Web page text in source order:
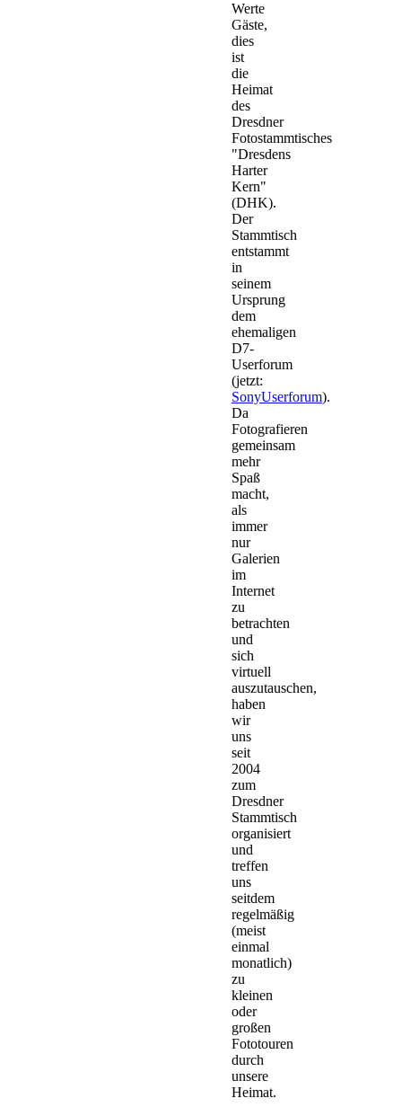
Werte
Gäste,
dies
ist
die
Heimat
des
Dresdner
Fotostammtisches
"Dresdens
Harter
Kern"
(DHK).
Der
Stammtisch
entstammt
in
seinem
Ursprung
dem
ehemaligen
D7-
Userforum
(jetzt:
SonyUserforum).
Da
Fotografieren
gemeinsam
mehr
Spaß
macht,
als
immer
nur
Galerien
im
Internet
zu
betrachten
und
sich
virtuell
auszutauschen,
haben
wir
uns
seit
2004
zum
Dresdner
Stammtisch
organisiert
und
treffen
uns
seitdem
regelmäßig
(meist
einmal
monatlich)
zu
kleinen
oder
großen
Fototouren
durch
unsere
Heimat.